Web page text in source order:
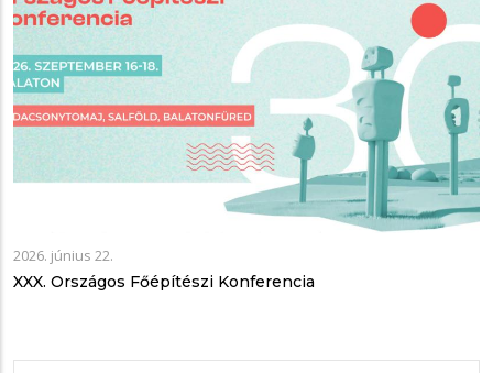
2026. június 22.
XXX. Országos Főépítészi Konferencia